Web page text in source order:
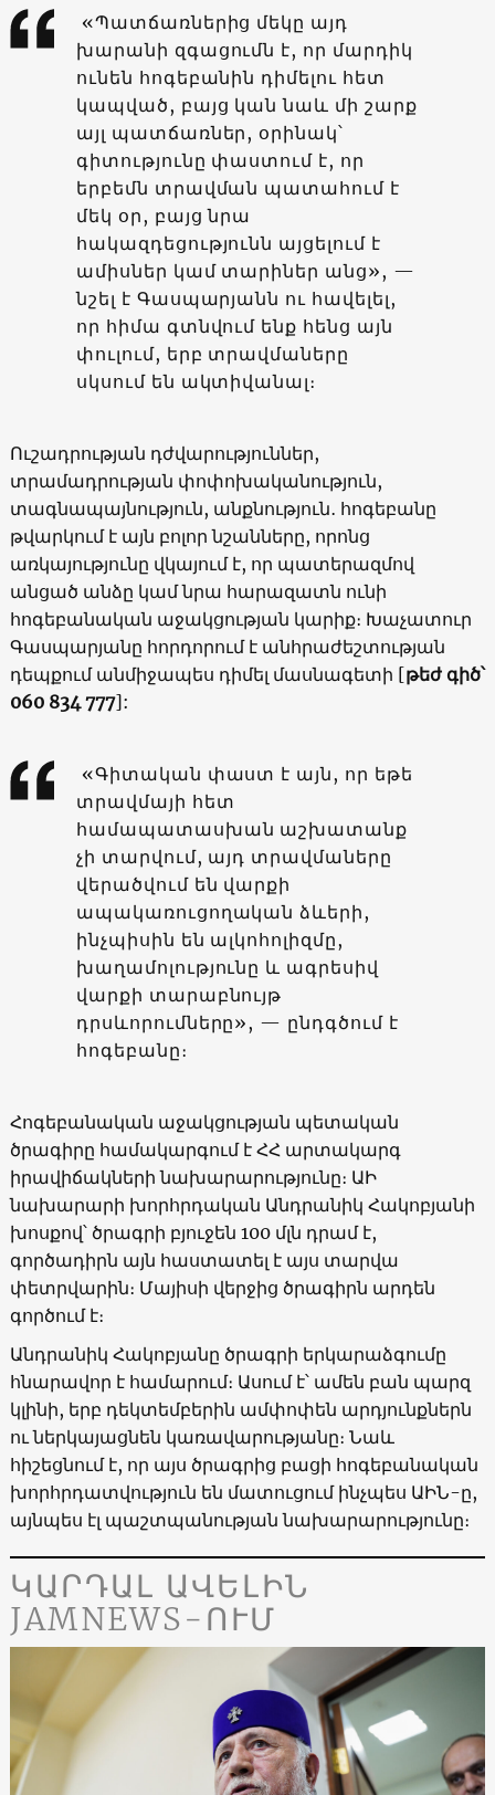
«Պատճառներից մեկը այդ
խարանի զգացումն է, որ մարդիկ
ունեն հոգեբանին դիմելու հետ
կապված, բայց կան նաև մի շարք
այլ պատճառներ, օրինակ՝
գիտությունը փաստում է, որ
երբեմն տրավման պատահում է
մեկ օր, բայց նրա
հակազդեցությունն այցելում է
ամիսներ կամ տարիներ անց», —
նշել է Գասպարյանն ու հավելել,
որ հիմա գտնվում ենք հենց այն
փուլում, երբ տրավմաները
սկսում են ակտիվանալ։
Ուշադրության դժվարություններ,
տրամադրության փոփոխականություն,
տագնապայնություն, անքնություն․ հոգեբանը
թվարկում է այն բոլոր նշանները, որոնց
առկայությունը վկայում է, որ պատերազմով
անցած անձը կամ նրա հարազատն ունի
հոգեբանական աջակցության կարիք։ Խաչատուր
Գասպարյանը հորդորում է անհրաժեշտության
դեպքում անմիջապես դիմել մասնագետի [թեժ գիծ՝
060 834 777]:
«Գիտական փաստ է այն, որ եթե
տրավմայի հետ
համապատասխան աշխատանք
չի տարվում, այդ տրավմաները
վերածվում են վարքի
ապակառուցողական ձևերի,
ինչպիսին են ալկոհոլիզմը,
խաղամոլությունը և ագրեսիվ
վարքի տարաբնույթ
դրսևորումները», — ընդգծում է
հոգեբանը։
Հոգեբանական աջակցության պետական
ծրագիրը համակարգում է ՀՀ արտակարգ
իրավիճակների նախարարությունը։ ԱԻ
նախարարի խորհրդական Անդրանիկ Հակոբյանի
խոսքով՝ ծրագրի բյուջեն 100 մլն դրամ է,
գործադիրն այն հաստատել է այս տարվա
փետրվարին։ Մայիսի վերջից ծրագիրն արդեն
գործում է։
Անդրանիկ Հակոբյանը ծրագրի երկարաձգումը
հնարավոր է համարում։ Ասում է՝ ամեն բան պարզ
կլինի, երբ դեկտեմբերին ամփոփեն արդյունքներն
ու ներկայացնեն կառավարությանը։ Նաև
հիշեցնում է, որ այս ծրագրից բացի հոգեբանական
խորհրդատվություն են մատուցում ինչպես ԱԻՆ-ը,
այնպես էլ պաշտպանության նախարարությունը։
ԿԱՐԴԱԼ ԱՎԵԼԻՆ
JAMNEWS-ՈՒՄ